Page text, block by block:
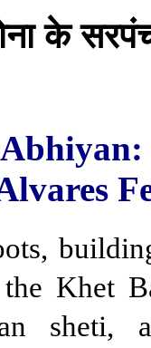
के
the Khet
sheti,